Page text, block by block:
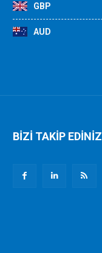
GBP
AUD
BİZİ TAKİP EDİNİZ